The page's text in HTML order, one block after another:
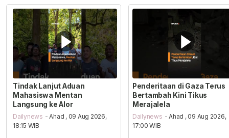
Tindak Lanjut Aduan
Mahasiswa Mentan
Langsung ke Alor
Dailynews - Ahad , 09 Aug 2026,
18:15 WIB
Penderitaan di Gaza Terus
Bertambah Kini Tikus
Merajalela
Dailynews - Ahad , 09 Aug 2026,
17:00 WIB